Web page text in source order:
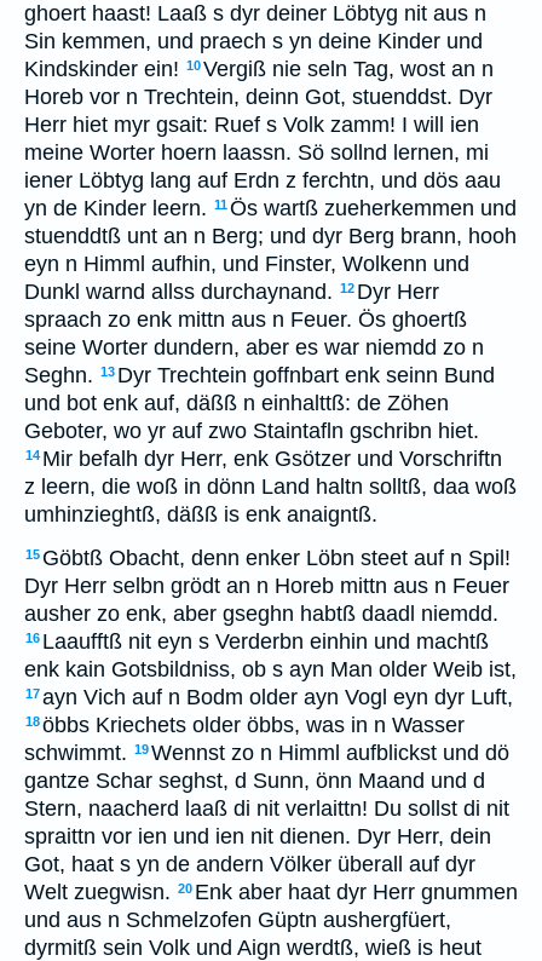
ghoert haast! Laaß s dyr deiner Löbtyg nit aus n
Sin kemmen, und praech s yn deine Kinder und
Kindskinder ein! 10Vergiß nie seln Tag, wost an n
Horeb vor n Trechtein, deinn Got, stuenddst. Dyr
Herr hiet myr gsait: Ruef s Volk zamm! I will ien
meine Worter hoern laassn. Sö sollnd lernen, mi
iener Löbtyg lang auf Erdn z ferchtn, und dös aau
yn de Kinder leern. 11Ös wartß zueherkemmen und
stuenddtß unt an n Berg; und dyr Berg brann, hooh
eyn n Himml aufhin, und Finster, Wolkenn und
Dunkl warnd allss durchaynand. 12 Dyr Herr
spraach zo enk mittn aus n Feuer. Ös ghoertß
seine Worter dundern, aber es war niemdd zo n
Seghn. 13 Dyr Trechtein goffnbart enk seinn Bund
und bot enk auf, däßß n einhalttß: de Zöhen
Geboter, wo yr auf zwo Staintafln gschribn hiet.
14 Mir befalh dyr Herr, enk Gsötzer und Vorschriftn
z leern, die woß in dönn Land haltn solltß, daa woß
umhinzieghtß, däßß is enk anaigntß.
15 Göbtß Obacht, denn enker Löbn steet auf n Spil!
Dyr Herr selbn grödt an n Horeb mittn aus n Feuer
ausher zo enk, aber gseghn habtß daadl niemdd.
16 Laaufftß nit eyn s Verderbn einhin und machtß
enk kain Gotsbildniss, ob s ayn Man older Weib ist,
17ayn Vich auf n Bodm older ayn Vogl eyn dyr Luft,
18öbbs Kriechets older öbbs, was in n Wasser
schwimmt. 19Wennst zo n Himml aufblickst und dö
gantze Schar seghst, d Sunn, önn Maand und d
Stern, naacherd laaß di nit verlaittn! Du sollst di nit
spraittn vor ien und ien nit dienen. Dyr Herr, dein
Got, haat s yn de andern Völker überall auf dyr
Welt zuegwisn. 20 Enk aber haat dyr Herr gnummen
und aus n Schmelzofen Güptn aushergfüert,
dyrmitß sein Volk und Aign werdtß, wieß is heut